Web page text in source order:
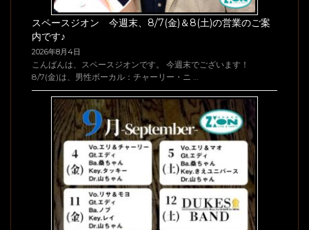
スペースジオン 今週末、8/7(金)＆8(土)の営業のご案
内です♪
2026年8月4日
こんばんは、スペースジオンです。 今週末でございます！
8/7(金)は、男性ボーカル：チャーリー・ニ …